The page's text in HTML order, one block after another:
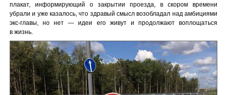
плакат, информирующий о закрытии проезда, в скором времени
убрали и уже казалось, что здравый смысл возобладал над амбициями
экс-главы, но нет — идеи его живут и продолжают воплощаться
в жизнь.